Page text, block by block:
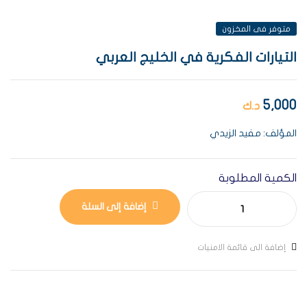
متوفر فى المخزون
التيارات الفكرية في الخليج العربي
5,000 د.ك
المؤلف: مفيد الزيدي
الكمية المطلوبة
إضافة إلى السلة
إضافة الى قائمة الامنيات